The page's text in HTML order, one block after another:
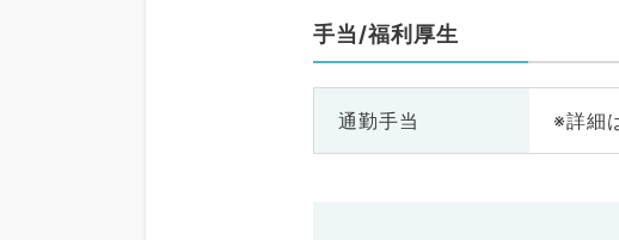
手当/福利厚生
通勤手当 ※詳細